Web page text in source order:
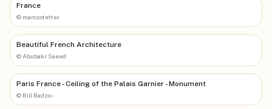
France
© marcostetter
Beautiful French Architecture
© Abubakr Saeed
Paris France - Ceiling of the Palais Garnier - Monument
© Bill Badzo -